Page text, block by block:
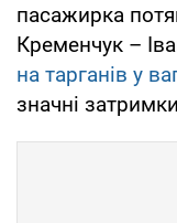
пасажирка
Кременчук –
на тарганів у
значні